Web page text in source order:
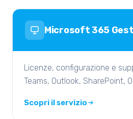
Microsoft 365
Licenze, configurazione e
Teams, Outlook, SharePoint,
Scopri il servizio